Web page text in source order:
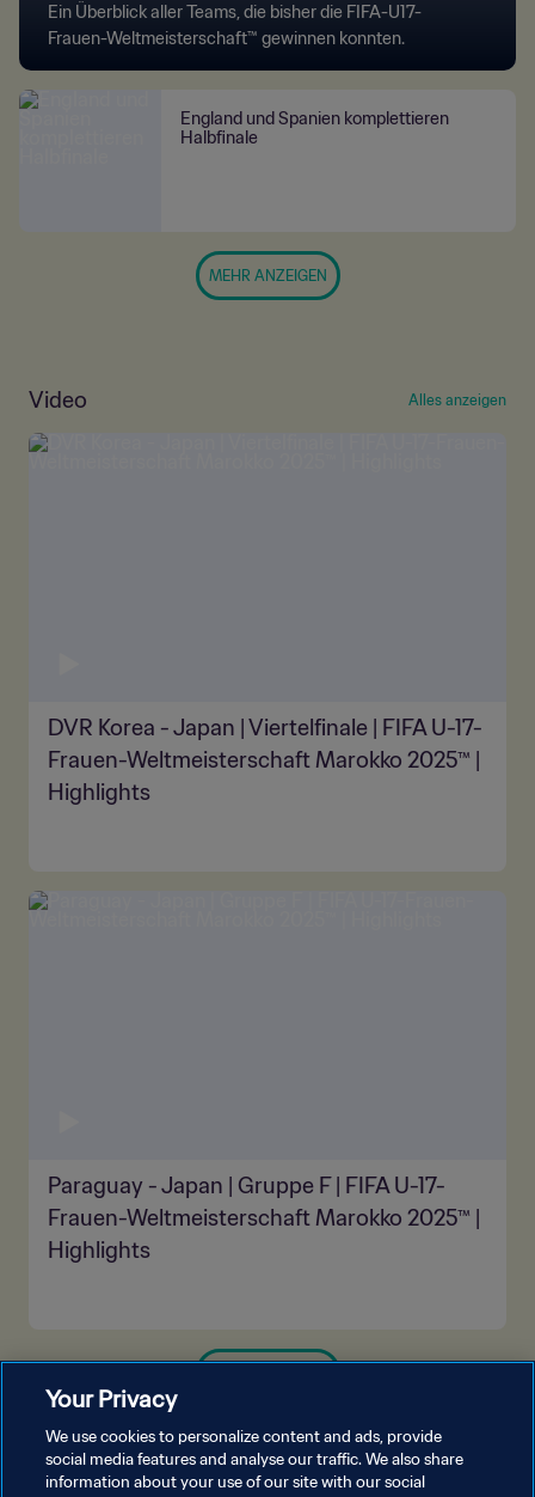
Ein Überblick aller Teams, die bisher die FIFA-U17-
Frauen-Weltmeisterschaft™ gewinnen konnten.
England und Spanien komplettieren
Halbfinale
MEHR ANZEIGEN
Video Alles anzeigen
DVR Korea - Japan | Viertelfinale | FIFA U-17-
Frauen-Weltmeisterschaft Marokko 2025™ |
Highlights
Paraguay - Japan | Gruppe F | FIFA U-17-
Frauen-Weltmeisterschaft Marokko 2025™ |
Highlights
Your Privacy
We use cookies to personalize content and ads, provide
social media features and analyse our traffic. We also share
information about your use of our site with our social